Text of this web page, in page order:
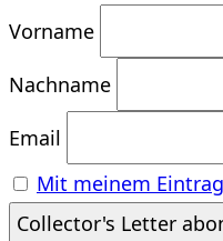
Vorname
Nachname
Email
Mit meinem